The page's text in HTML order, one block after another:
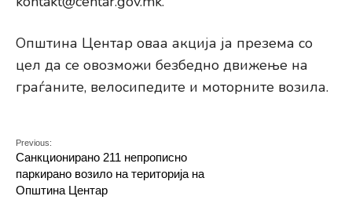
Општина Центар оваа акција ја презема со
цел да се овозможи безбедно движење на
граѓаните, велосипедите и моторните возила.
Previous:
Санкционирано 211 непрописно
паркирано возило на територија на
Општина Центар